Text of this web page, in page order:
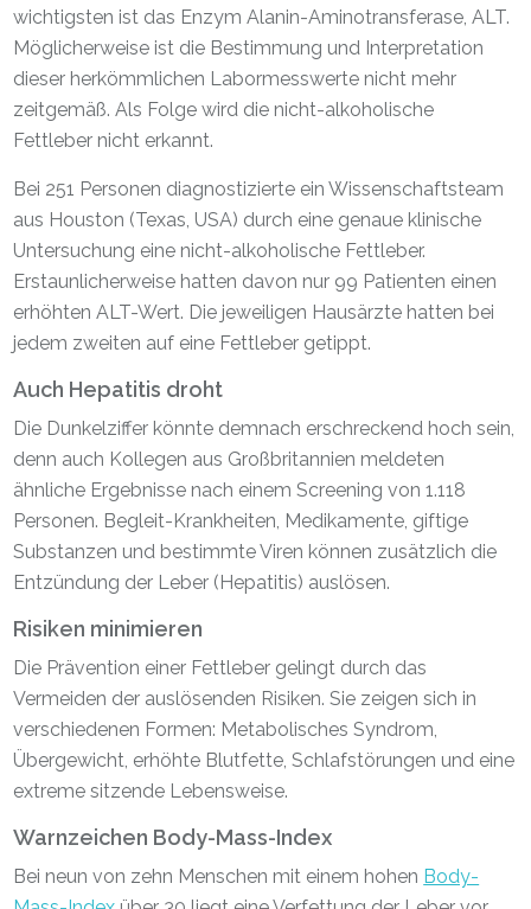
wichtigsten ist das Enzym Alanin-Aminotransferase, ALT.
Möglicherweise ist die Bestimmung und Interpretation
dieser herkömmlichen Labormesswerte nicht mehr
zeitgemäß. Als Folge wird die nicht-alkoholische
Fettleber nicht erkannt.
Bei 251 Personen diagnostizierte ein Wissenschaftsteam
aus Houston (Texas, USA) durch eine genaue klinische
Untersuchung eine nicht-alkoholische Fettleber.
Erstaunlicherweise hatten davon nur 99 Patienten einen
erhöhten ALT-Wert. Die jeweiligen Hausärzte hatten bei
jedem zweiten auf eine Fettleber getippt.
Auch Hepatitis droht
Die Dunkelziffer könnte demnach erschreckend hoch sein,
denn auch Kollegen aus Großbritannien meldeten
ähnliche Ergebnisse nach einem Screening von 1.118
Personen. Begleit-Krankheiten, Medikamente, giftige
Substanzen und bestimmte Viren können zusätzlich die
Entzündung der Leber (Hepatitis) auslösen.
Risiken minimieren
Die Prävention einer Fettleber gelingt durch das
Vermeiden der auslösenden Risiken. Sie zeigen sich in
verschiedenen Formen: Metabolisches Syndrom,
Übergewicht, erhöhte Blutfette, Schlafstörungen und eine
extreme sitzende Lebensweise.
Warnzeichen Body-Mass-Index
Bei neun von zehn Menschen mit einem hohen Body-